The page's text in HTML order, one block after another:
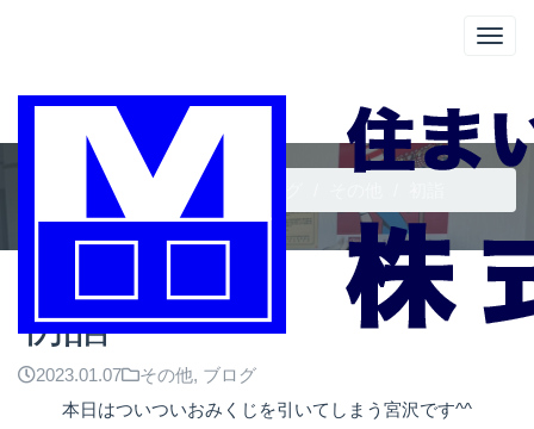
トップページ
ブログ
初詣
2023.01.07 その他, ブログ
本日はついついおみくじを引いてしまう宮沢です^^